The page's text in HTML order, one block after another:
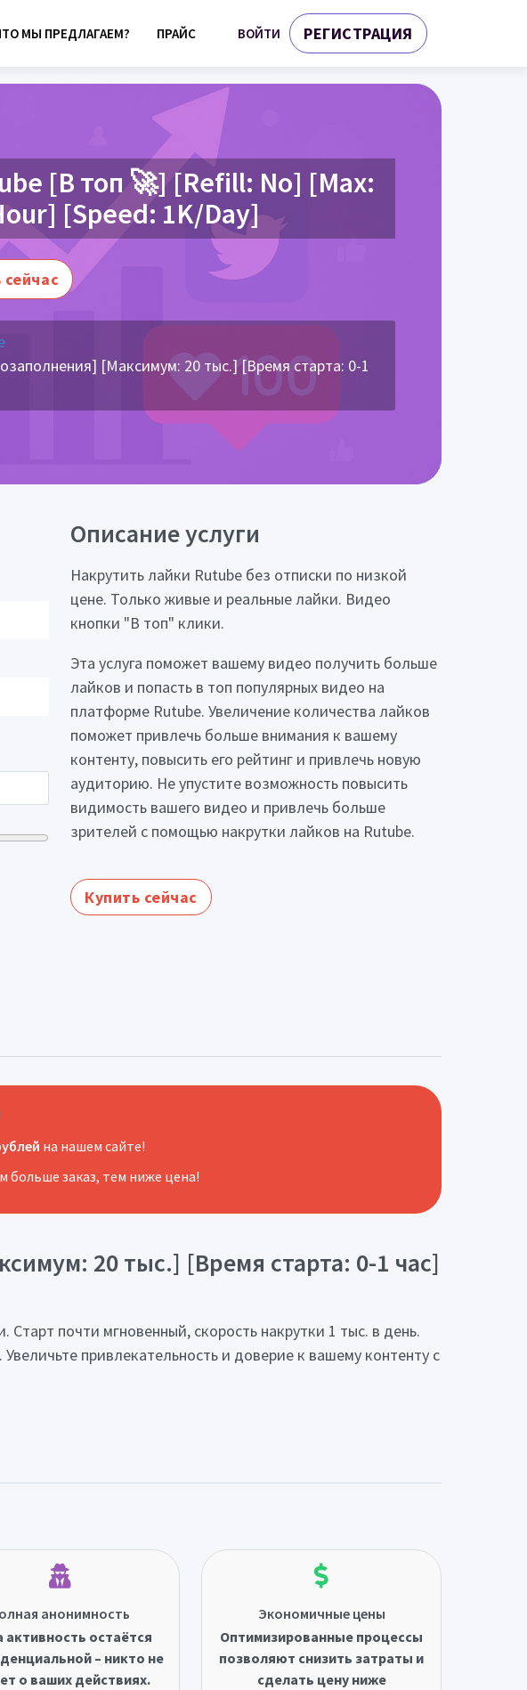
МЫ ПРЕДЛАГАЕМ? ПРАЙС ВОЙТИ РЕГИСТРАЦИЯ
[В топ 🚀] [Refill: No] [Max:
[Speed: 1K/Day]
[Максимум: 20 тыс.] [Время старта: 0-1
Описание услуги
Накрутить лайки Rutube без отписки по низкой
цене. Только живые и реальные лайки. Видео
кнопки "В топ" клики.
Эта услуга поможет вашему видео получить больше
лайков и попасть в топ популярных видео на
платформе Rutube. Увеличение количества лайков
поможет привлечь больше внимания к вашему
контенту, повысить его рейтинг и привлечь новую
аудиторию. Не упустите возможность повысить
видимость вашего видео и привлечь больше
зрителей с помощью накрутки лайков на Rutube.
Купить сейчас
на нашем сайте!
больше заказ, тем ниже цена!
20 тыс.] [Время старта: 0-1 час]
почти мгновенный, скорость накрутки 1 тыс. в день.
привлекательность и доверие к вашему контенту с
анонимность
активность остаётся
– никто не
о ваших действиях.
Экономичные цены
Оптимизированные процессы
позволяют снизить затраты и
сделать цену ниже